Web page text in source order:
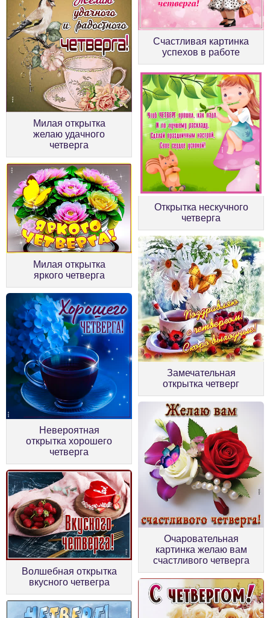
Милая открытка
желаю удачного
четверга
Счастливая картинка
успехов в работе
Милая открытка
яркого четверга
Открытка нескучного
четверга
Невероятная
открытка хорошего
четверга
Замечательная
открытка четверг
Волшебная открытка
вкусного четвегра
Очаровательная
картинка желаю вам
счастливого четверга